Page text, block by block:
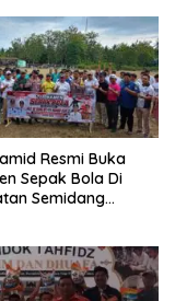
Resmi Buka
Sepak Bola Di
Semidang